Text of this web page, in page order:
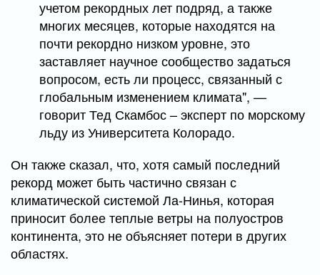
учетом рекордных лет подряд, а также
многих месяцев, которые находятся на
почти рекордно низком уровне, это
заставляет научное сообщество задаться
вопросом, есть ли процесс, связанный с
глобальным изменением климата", —
говорит Тед Скамбос – эксперт по морскому
льду из Университета Колорадо.
Он также сказал, что, хотя самый последний
рекорд может быть частично связан с
климатической системой Ла-Нинья, которая
приносит более теплые ветры на полуостров
континента, это не объясняет потери в других
областях.